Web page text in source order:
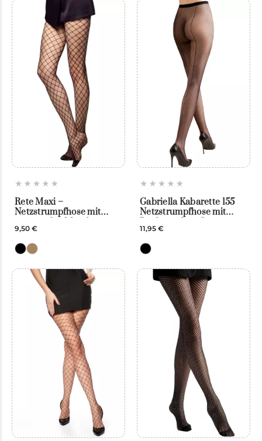
Rete Maxi –
Netzstrumpfhose mit
Veneziana
9,50 €
Gabriella Kabarette 155
Netzstrumpfhose mit
Strumpfhose Damen
schwarz
11,95 €